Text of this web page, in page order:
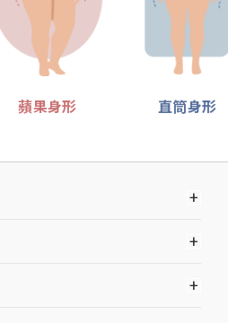
蘋果身形 直筒身形
+
+
+